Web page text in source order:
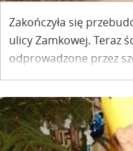
Zakończyła się
ulicy Zamkowej. Teraz
odprowadzone przez
ulewa nie zagrozi ich
burzowy.